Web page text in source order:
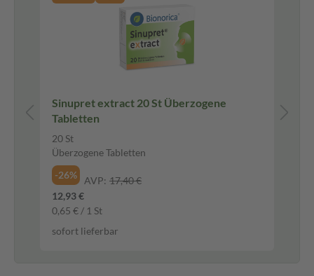
Sinupret extract 20 St Überzogene
Tabletten
20 St
Überzogene Tabletten
-26%
AVP: 17,40 €
12,93 €
0,65 € / 1 St
sofort lieferbar